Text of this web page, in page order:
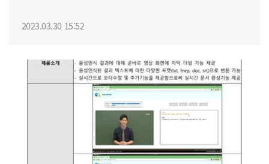
2023.03.30 15:52